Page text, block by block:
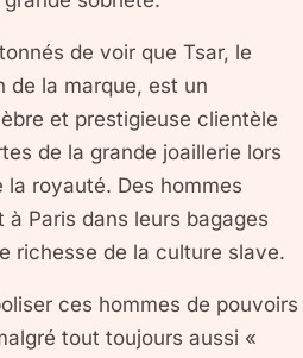
de voir que Tsar, le
de la marque, est un
et prestigieuse clientèle
de la grande joaillerie lors
royauté. Des hommes
Paris dans leurs bagages
richesse de la culture slave.
ces hommes de pouvoirs
tout toujours aussi «